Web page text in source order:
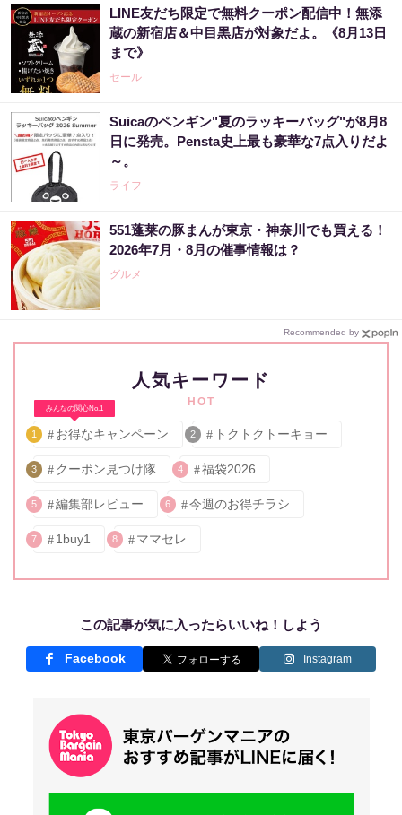
LINE友だち限定で無料クーポン配信中！無添
蔵の新宿店＆中目黒店が対象だよ。《8月13日
まで》
セール
Suicaのペンギン"夏のラッキーバッグ"が8月8
日に発売。Pensta史上最も豪華な7点入りだよ
～。
ライフ
551蓬莱の豚まんが東京・神奈川でも買える！
2026年7月・8月の催事情報は？
グルメ
Recommended by
人気キーワード
HOT
みんなの関心No.1
1 お得なキャンペーン 2 トクトクトーキョー
3 クーポン見つけ隊 4 福袋2026
5 編集部レビュー 6 今週のお得チラシ
7 1buy1 8 ママセレ
この記事が気に入ったらいいね！しよう
Facebook Instagram